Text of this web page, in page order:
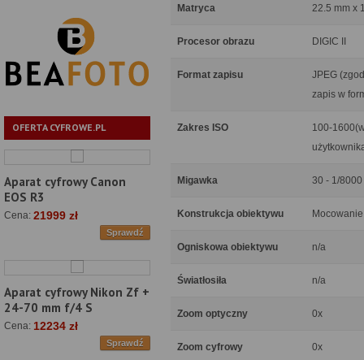
OFERTA CYFROWE.PL
Aparat cyfrowy Canon
EOS R3
Cena: 21999 zł
Sprawdź
Aparat cyfrowy Nikon Zf +
24-70 mm f/4 S
Cena: 12234 zł
Sprawdź
Matryca 22.5 mm x
Procesor obrazu DIGIC II
Format zapisu
JPEG
zapis w
Zakres ISO
100-
Migawka 30 - 1/
Konstrukcja obiektywu
Ogniskowa obiektywu n/a
Światłosiła n/a
Zoom optyczny 0x
Zoom cyfrowy 0x